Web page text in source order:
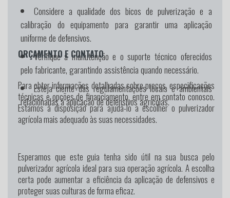
Considere a qualidade dos bicos de pulverização e a
calibração do equipamento para garantir uma aplicação
uniforme de defensivos.
Verifique a manutenção e o suporte técnico oferecidos
pelo fabricante, garantindo assistência quando necessário.
Esteja ciente das regulamentações locais e ambientais
relacionadas à aplicação de defensivos agrícolas.
ORÇAMENTO E CONTATO
Para obter informações detalhadas sobre preços, especificações
técnicas e opções de financiamento, entre em contato conosco.
Estamos à disposição para ajudá-lo a escolher o pulverizador
agrícola mais adequado às suas necessidades.
Esperamos que este guia tenha sido útil na sua busca pelo
pulverizador agrícola ideal para sua operação agrícola. A escolha
certa pode aumentar a eficiência da aplicação de defensivos e
proteger suas culturas de forma eficaz.